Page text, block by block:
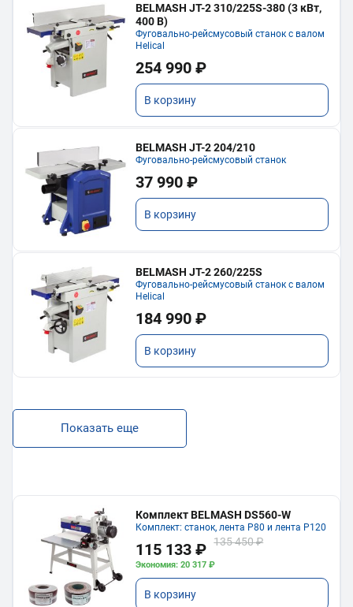
BELMASH JT-2 310/225S-380 (3 кВт,
400 В)
Фуговально-рейсмусовый станок с валом
Helical
254 990 ₽
В корзину
BELMASH JT-2 204/210
Фуговально-рейсмусовый станок
37 990 ₽
В корзину
BELMASH JT-2 260/225S
Фуговально-рейсмусовый станок с валом
Helical
184 990 ₽
В корзину
Показать еще
Комплект BELMASH DS560-W
Комплект: станок, лента P80 и лента P120
115 133 ₽ 135 450 ₽
Экономия: 20 317 ₽
В корзину